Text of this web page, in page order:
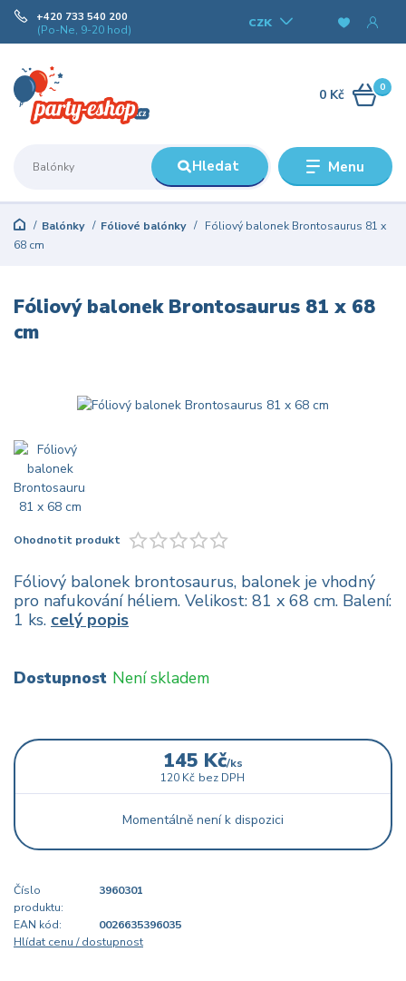
Menu
CZK
Hledat
+420 733 540 200
(Po-Ne, 9-20 hod)
0
0 Kč
Balónky Fóliové balónky
Fóliový balonek Brontosaurus 81 x
68 cm
Fóliový balonek Brontosaurus 81 x 68
cm
Ohodnotit produkt
Fóliový balonek brontosaurus, balonek je vhodný
pro nafukování héliem. Velikost: 81 x 68 cm. Balení:
1 ks. celý popis
Dostupnost Není skladem
145 Kč/ks
120 Kč bez DPH
Momentálně není k dispozici
Číslo
produktu:
3960301
EAN kód:
0026635396035
Hlídat cenu / dostupnost